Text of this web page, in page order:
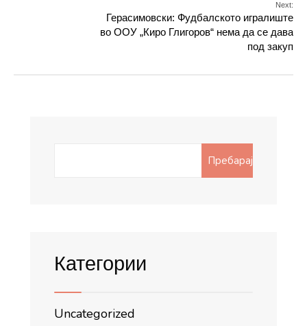
Next:
Герасимовски: Фудбалското игралиште
во ООУ „Киро Глигоров“ нема да се дава
под закуп
Пребарај
Категории
Uncategorized